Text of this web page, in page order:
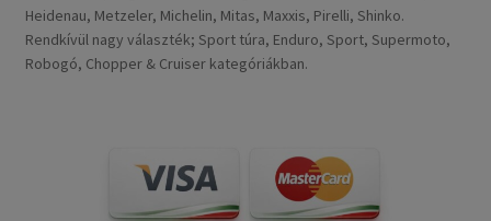
Heidenau, Metzeler, Michelin, Mitas, Maxxis, Pirelli, Shinko.
Rendkívül nagy választék; Sport túra, Enduro, Sport, Supermoto,
Robogó, Chopper & Cruiser kategóriákban.